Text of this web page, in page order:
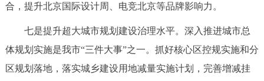
合，提升北京国际设计周、电竞北京等品牌影响力。
七是提升超大城市规划建设治理水平。深入推进城市总
体规划实施是我市“三件大事”之一。抓好核心区控规实施和分
区规划落地，落实城乡建设用地减量实施计划，完善增减挂